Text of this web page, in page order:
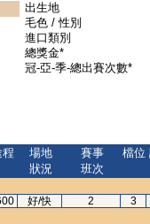
出生地
毛色 / 性別
進口類別
總獎金*
冠-亞-季-總出賽次數*
程
場地
狀況
賽事
班次
檔位
好/快 2
3